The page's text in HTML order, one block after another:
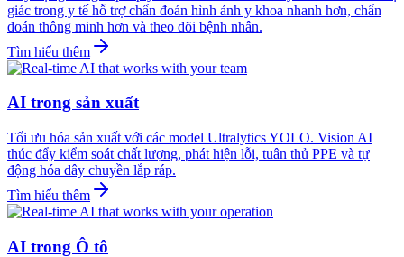
giác trong y tế hỗ trợ chẩn đoán hình ảnh y khoa nhanh hơn, chẩn
đoán thông minh hơn và theo dõi bệnh nhân.
Tìm hiểu thêm
AI trong sản xuất
Tối ưu hóa sản xuất với các model Ultralytics YOLO. Vision AI
thúc đẩy kiểm soát chất lượng, phát hiện lỗi, tuân thủ PPE và tự
động hóa dây chuyền lắp ráp.
Tìm hiểu thêm
AI trong Ô tô